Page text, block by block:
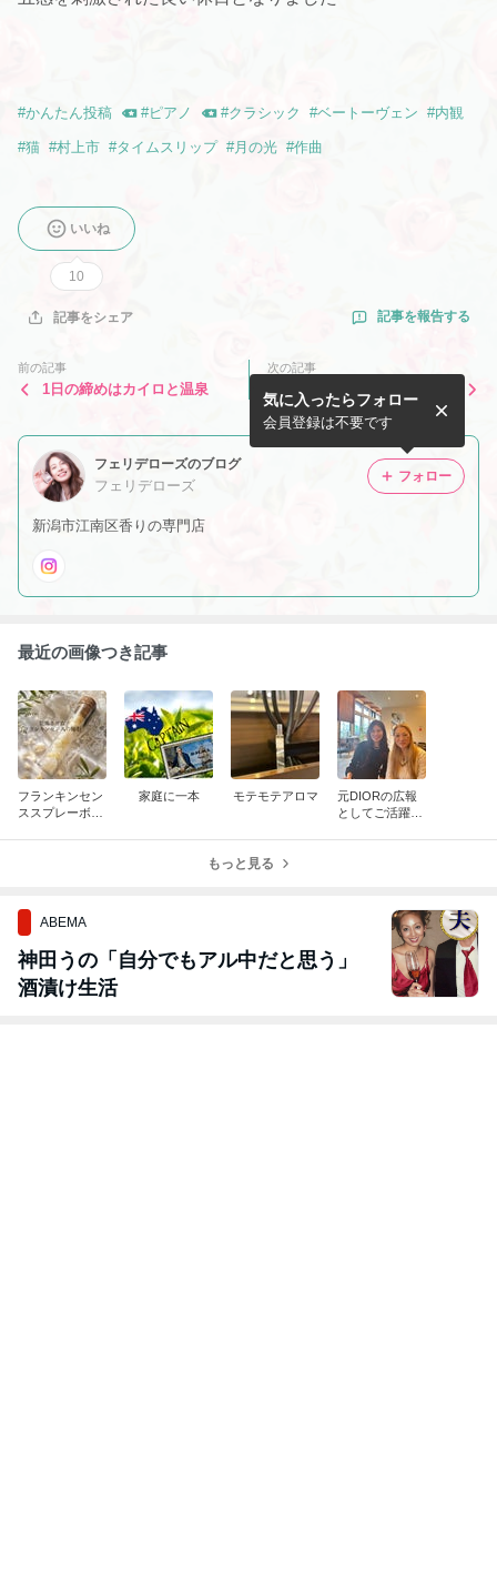
#かんたん投稿 #ピアノ #クラシック #ベートーヴェン #内観
#猫 #村上市 #タイムスリップ #月の光 #作曲
いいね
10
記事をシェア 記事を報告する
前の記事
1日の締めはカイロと温泉
次の記事
全身にバシャバシャ使える化
粧水
フェリデローズのブログ
フェリデローズ
新潟市江南区香りの専門店
気に入ったらフォロー
会員登録は不要です
フォロー
最近の画像つき記事
フランキンセン
ススプレーボト
家庭に一本 モテモテアロマ
元DIORの広報
としてご活躍さ
もっと見る
ABEMA
神田うの「自分でもアル中だと思う」
酒漬け生活